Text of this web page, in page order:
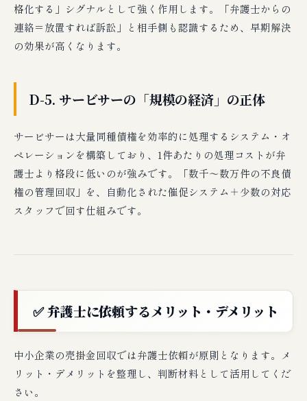
格化する」シグナルとして強く作用します。「弁護士からの
連絡＝放置すれば訴訟」と相手側も認識するため、早期解決
の効果が高くなります。
D-5. サービサーの「規模の経済」の正体
サービサーは大量同種債権を効率的に処理するシステム・オ
ペレーションを構築しており、1件あたりの処理コストが弁
護士より格段に低いのが強みです。「数千〜数万件の不良債
権の管理回収」を、自動化された催促システム＋少数の対応
スタッフで回す仕組みです。
✅ 弁護士に依頼するメリット・デメリット
中小企業の売掛金回収では弁護士依頼が原則となります。メ
リット・デメリットを整理し、判断材料として活用してくだ
さい。